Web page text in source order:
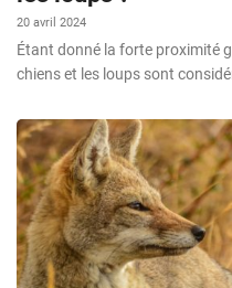
20 avril 2024
Étant donné la forte proximité
chiens et les loups sont